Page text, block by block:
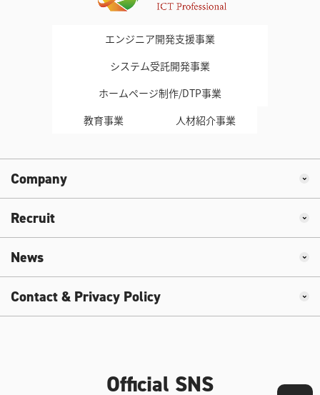
エンジニア開発支援事業
システム受託開発事業
ホームページ制作/DTP事業
教育事業
人材紹介事業
Company
Recruit
News
Contact & Privacy Policy